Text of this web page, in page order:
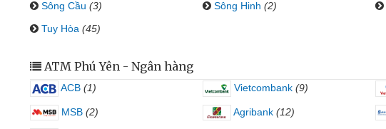
Sông Cầu (3) Sông Hinh (2)
Tuy Hòa (45)
ATM Phú Yên - Ngân hàng
ACB (1) Vietcombank (9)
MSB (2) Agribank (12)